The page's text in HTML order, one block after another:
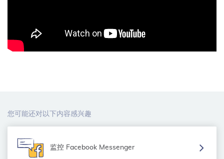
您可能还对以下内容感兴趣
监控 Facebook Messenger